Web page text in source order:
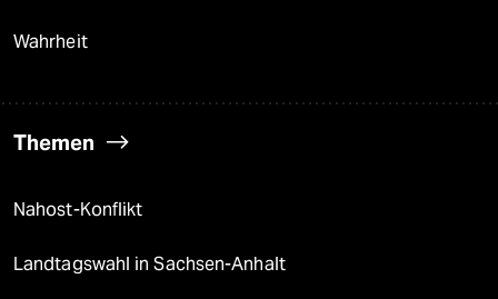
Wahrheit
Themen
Nahost-Konflikt
Landtagswahl in Sachsen-Anhalt